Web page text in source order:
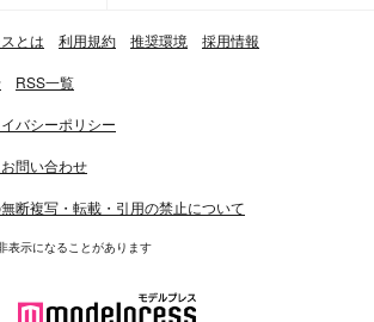
とは 利用規約 推奨環境 採用情報
RSS一覧
バシーポリシー
問い合わせ
断複写・転載・引用の禁止について
表示になることがあります